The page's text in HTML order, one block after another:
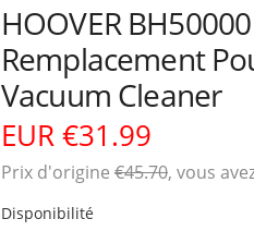
HOOVER
Remplacement
Vacuum Cleaner
EUR €31.99
Prix ​​d'origine €45.70, vous
Disponibilité